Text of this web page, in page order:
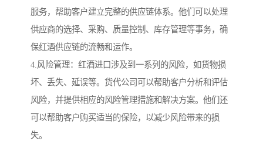
服务，帮助客户建立完整的供应链体系。他们可以处理
供应商的选择、采购、质量控制、库存管理等事务，确
保红酒供应链的流畅和运作。
4.风险管理：红酒进口涉及到一系列的风险，如货物损
坏、丢失、延误等。货代公司可以帮助客户分析和评估
风险，并提供相应的风险管理措施和解决方案。他们还
可以帮助客户购买适当的保险，以减少风险带来的损
失。